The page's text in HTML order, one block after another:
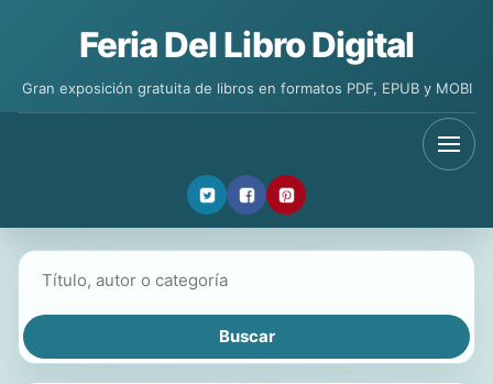
Feria Del Libro Digital
Gran exposición gratuita de libros en formatos PDF, EPUB y MOBI